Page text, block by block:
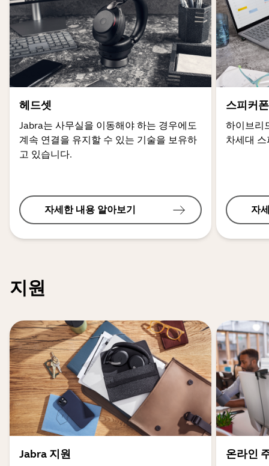
헤드셋
Jabra는 사무실을 이동해야 하는 경우에도
계속 연결을 유지할 수 있는 기술을 보유하
고 있습니다.
자세한 내용 알아보기
스피커폰
하이브리
차세대
자
지원
Jabra 지원 온라인